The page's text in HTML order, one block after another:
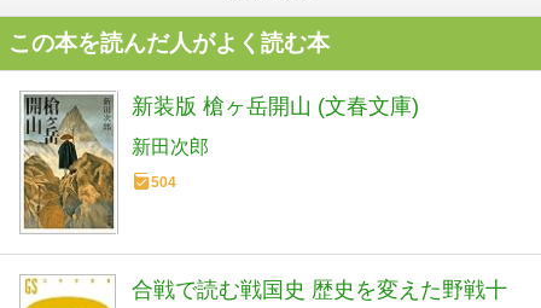
この本を読んだ人がよく読む本
新装版 槍ヶ岳開山 (文春文庫)
新田次郎
504
合戦で読む戦国史 歴史を変えた野戦十